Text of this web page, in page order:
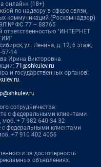
онлайн» (18+)
по надзору в сфере связи,
коммуникаций (Роскомнадзор)
№ ФС 77 – 88765
ответственностью "ИНТЕРНЕТ
ул. Ленина, д. 12, 6 этаж,
57-14
Ирина Викторовна
71@shkulev.ru
и государственных органов:
.
сотрудничества:
с федеральными клиентами
, моб. + 7 982 640 34 32
с федеральными клиентами
+7 910 402 4056
за достоверность
объявлениях.